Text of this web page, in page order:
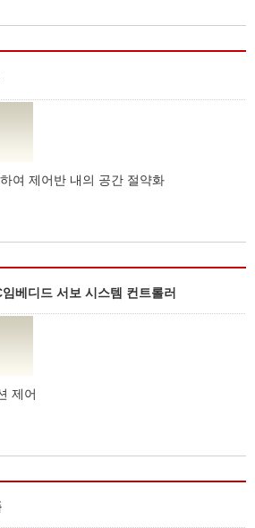
여 제어반 내의 공간 절약화
베디드 서보 시스템 컨트롤러
제어